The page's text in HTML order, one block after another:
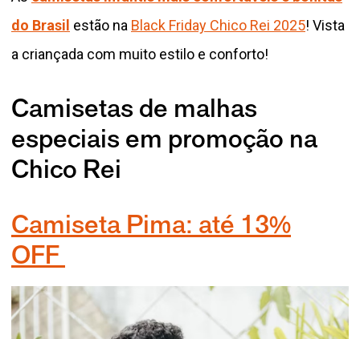
do Brasil estão na Black Friday Chico Rei 2025! Vista
a criançada com muito estilo e conforto!
Camisetas de malhas
especiais em promoção na
Chico Rei
Camiseta Pima: até 13%
OFF